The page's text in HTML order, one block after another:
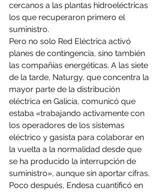
cercanos a las plantas hidroeléctricas
los que recuperaron primero el
suministro.
Pero no solo Red Eléctrica activó
planes de contingencia, sino también
las compañías energéticas. A las siete
de la tarde, Naturgy, que concentra la
mayor parte de la distribución
eléctrica en Galicia, comunicó que
estaba «trabajando activamente con
los operadores de los sistemas
eléctrico y gasista para colaborar en
la vuelta a la normalidad desde que
se ha producido la interrupción de
suministro», aunque sin aportar cifras.
Poco después, Endesa cuantificó en